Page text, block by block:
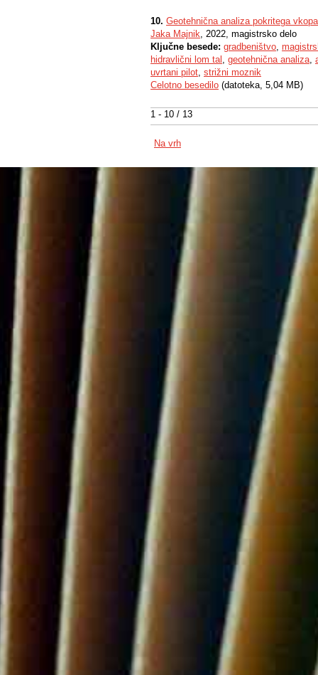
1 - 10 / 13
10. Geotehnična analiza pokritega
Jaka Majnik, 2022, magistrsko delo
Ključne besede: gradbeništvo,
hidravlični lom tal , geotehnična analiza,
uvrtani pilot, strižni moznik
Celotno besedilo (datoteka, 5,04 MB)
Na vrh